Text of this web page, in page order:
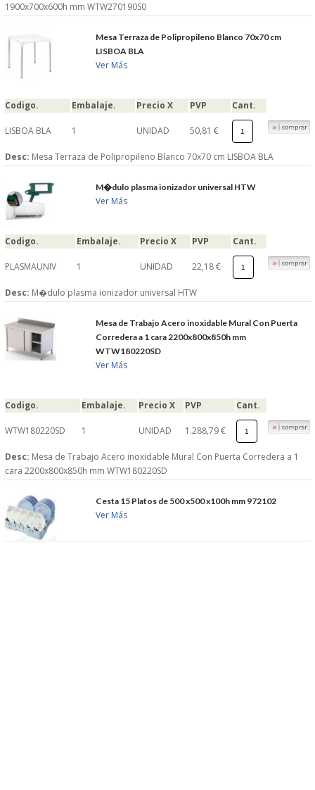
1900x700x600h mm WTW270190S0
Mesa Terraza de Polipropileno Blanco 70x70 cm
LISBOA BLA
Ver Más
Codigo. Embalaje. Precio X PVP Cant.
LISBOA BLA 1 UNIDAD 50,81 €
Desc: Mesa Terraza de Polipropileno Blanco 70x70 cm LISBOA BLA
M�dulo plasma ionizador universal HTW
Ver Más
Codigo. Embalaje. Precio X PVP Cant.
PLASMAUNIV 1 UNIDAD 22,18 €
Desc: M�dulo plasma ionizador universal HTW
Mesa de Trabajo Acero inoxidable Mural Con Puerta
Corredera a 1 cara 2200x800x850h mm
WTW180220SD
Ver Más
Codigo. Embalaje. Precio X PVP Cant.
WTW180220SD 1 UNIDAD 1.288,79 €
Desc: Mesa de Trabajo Acero inoxidable Mural Con Puerta Corredera a 1
cara 2200x800x850h mm WTW180220SD
Cesta 15 Platos de 500 x500 x100h mm 972102
Ver Más